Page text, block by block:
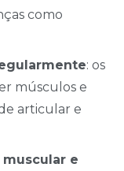
como
: os
músculos e
articular e
e